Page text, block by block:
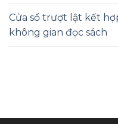
Cửa sổ trượt lật kết
không gian đọc sách